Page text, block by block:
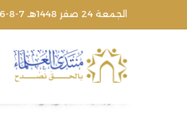
الجمعة 24 صفر 1448هـ 7-8-2026م